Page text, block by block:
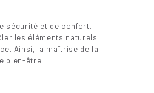
sécurité et de confort.
les éléments naturels
Ainsi, la maîtrise de la
bien-être.